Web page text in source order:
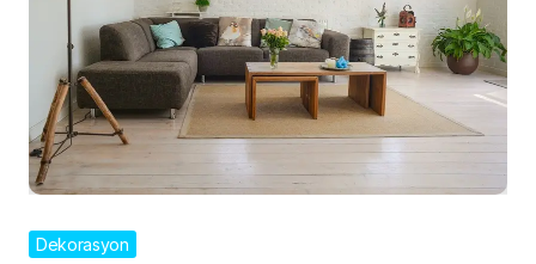
Dekorasyon